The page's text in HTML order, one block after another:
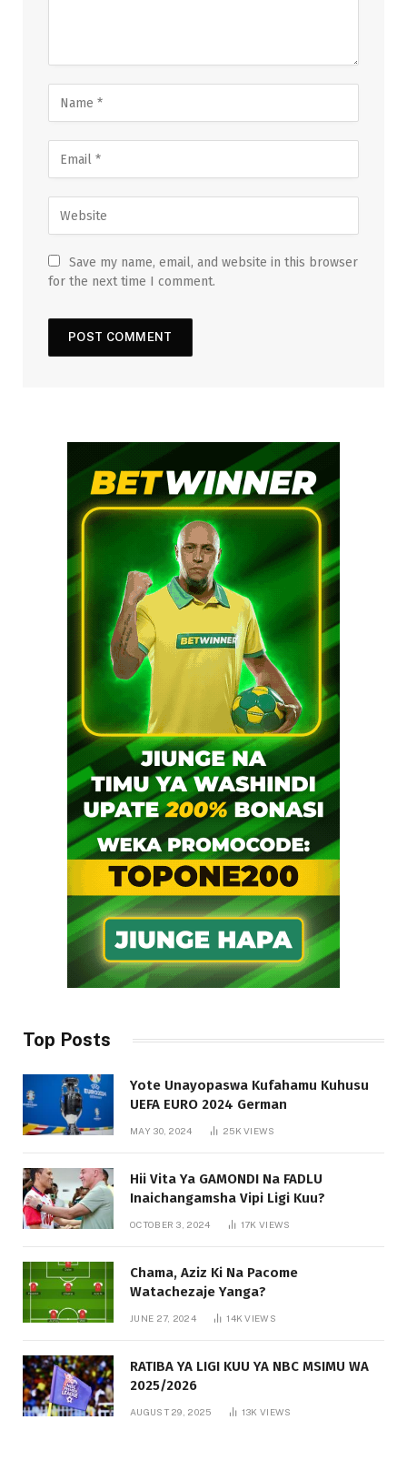
Save my name, email, and website in this browser
for the next time I comment.
Top Posts
Yote Unayopaswa Kufahamu Kuhusu
UEFA EURO 2024 German
MAY 30, 2024 25KVIEWS
Hii Vita Ya GAMONDI Na FADLU
Inaichangamsha Vipi Ligi Kuu?
OCTOBER 3, 2024 17KVIEWS
Chama, Aziz Ki Na Pacome
Watachezaje Yanga?
JUNE 27, 2024 14KVIEWS
RATIBA YA LIGI KUU YA NBC MSIMU WA
2025/2026
AUGUST 29, 2025 13KVIEWS